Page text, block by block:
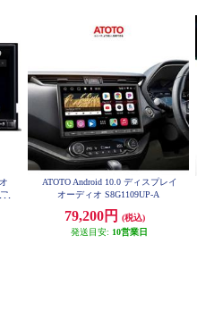
ATOTO Android 10.0 ディスプレイ
オーディオ S8G1109UP-A
79,200円
(税込)
発送目安: 10営業日